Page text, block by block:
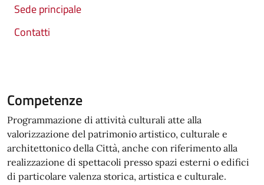
Sede principale
Contatti
Competenze
Programmazione di attività culturali atte alla
valorizzazione del patrimonio artistico, culturale e
architettonico della Città, anche con riferimento alla
realizzazione di spettacoli presso spazi esterni o edifici
di particolare valenza storica, artistica e culturale.